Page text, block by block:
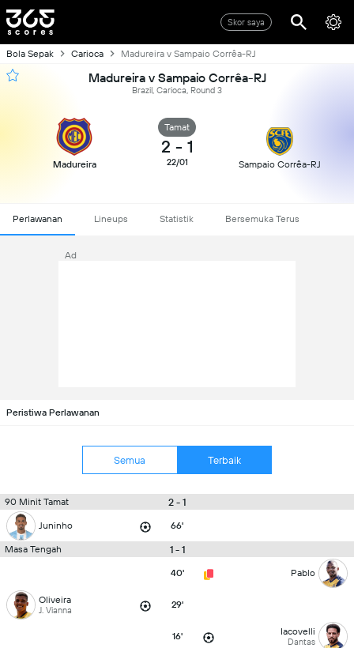
Skor saya
Bola Sepak Carioca Madureira v Sampaio Corrêa-RJ
Madureira v Sampaio Corrêa-RJ
Brazil, Carioca, Round 3
Madureira
Tamat
2 - 1
22/01 Sampaio Corrêa-RJ
Perlawanan Lineups Statistik Bersemuka Terus
Ad
Peristiwa Perlawanan
Semua Terbaik
90 Minit Tamat 2 - 1
Juninho 66'
Masa Tengah 1 - 1
40' Pablo
Oliveira
J. Vianna 29'
16' Iacovelli
Dantas